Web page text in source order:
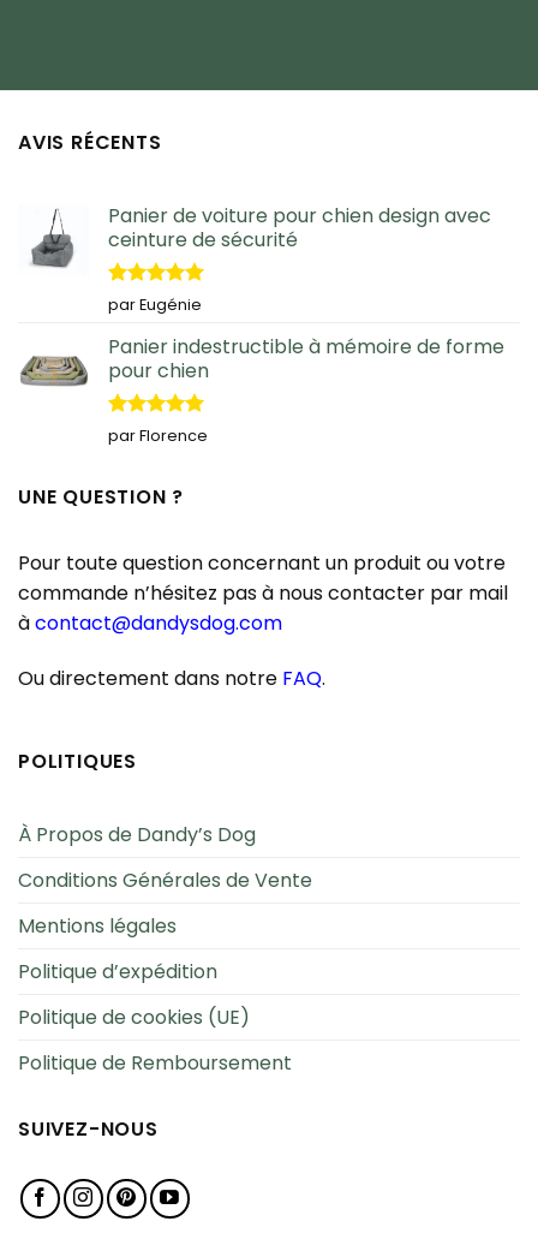
AVIS RÉCENTS
Panier de voiture pour chien design avec
ceinture de sécurité
Note5sur
5
par Eugénie
Panier indestructible à mémoire de forme
pour chien
Note5sur
5
par Florence
UNE QUESTION ?
Pour toute question concernant un produit ou votre
commande n’hésitez pas à nous contacter par mail
àcontact@dandysdog.com
Ou directement dans notre FAQ.
POLITIQUES
À Propos de Dandy’s Dog
Conditions Générales de Vente
Mentions légales
Politique d’expédition
Politique de cookies (UE)
Politique de Remboursement
SUIVEZ-NOUS